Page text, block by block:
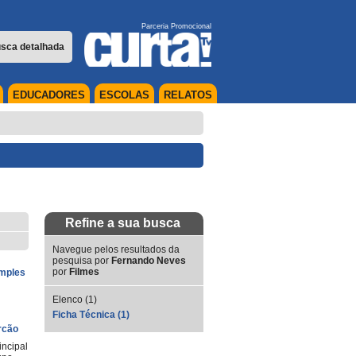
detalhada
Parceria Promocional
RELATOS
ESCOLAS
EDUCADORES
Refine a sua busca
Navegue pelos resultados da
pesquisa por Fernando Neves
por Filmes
Elenco (1)
Ficha Técnica (1)